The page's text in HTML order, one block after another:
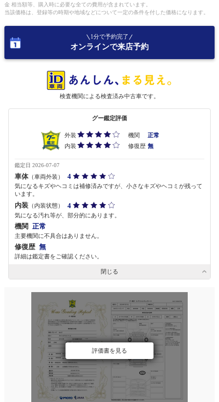
金 相当額等、購入時に必要な全ての費用が含まれています。
当該価格は、登録等の時期や地域などについて一定の条件を付した価格になります。
1分で予約完了
オンラインで来店予約
検査機関による検査済み中古車です。
グー鑑定評価
外装 機関
正常
内装
修復歴 無
鑑定日 2026-07-07
車体（車両外装） 4
気になるキズやヘコミは補修済みですが、小さなキズやヘコミが残って
います。
内装 （内装状態） 4
気になる汚れ等が、部分的にあります。
機関 正常
主要機関に不具合はありません。
修復歴 無
詳細は鑑定書をご確認ください。
閉じる
評価書を見る